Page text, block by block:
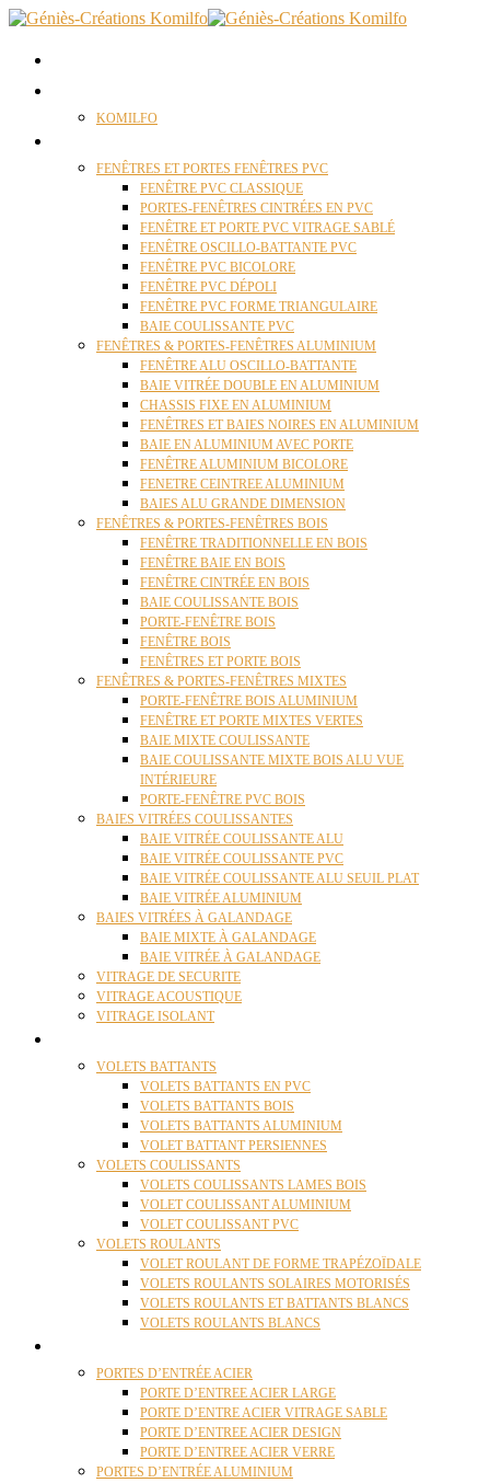
KOMILFO
FENÊTRES ET PORTES FENÊTRES PVC
FENÊTRE PVC CLASSIQUE
PORTES-FENÊTRES CINTRÉES EN PVC
FENÊTRE ET PORTE PVC VITRAGE SABLÉ
FENÊTRE OSCILLO-BATTANTE PVC
FENÊTRE PVC BICOLORE
FENÊTRE PVC DÉPOLI
FENÊTRE PVC FORME TRIANGULAIRE
BAIE COULISSANTE PVC
FENÊTRES & PORTES-FENÊTRES ALUMINIUM
FENÊTRE ALU OSCILLO-BATTANTE
BAIE VITRÉE DOUBLE EN ALUMINIUM
CHASSIS FIXE EN ALUMINIUM
FENÊTRES ET BAIES NOIRES EN ALUMINIUM
BAIE EN ALUMINIUM AVEC PORTE
FENÊTRE ALUMINIUM BICOLORE
FENETRE CEINTREE ALUMINIUM
BAIES ALU GRANDE DIMENSION
FENÊTRES & PORTES-FENÊTRES BOIS
FENÊTRE TRADITIONNELLE EN BOIS
FENÊTRE BAIE EN BOIS
FENÊTRE CINTRÉE EN BOIS
BAIE COULISSANTE BOIS
PORTE-FENÊTRE BOIS
FENÊTRE BOIS
FENÊTRES ET PORTE BOIS
FENÊTRES & PORTES-FENÊTRES MIXTES
PORTE-FENÊTRE BOIS ALUMINIUM
FENÊTRE ET PORTE MIXTES VERTES
BAIE MIXTE COULISSANTE
BAIE COULISSANTE MIXTE BOIS ALU VUE
INTÉRIEURE
PORTE-FENÊTRE PVC BOIS
BAIES VITRÉES COULISSANTES
BAIE VITRÉE COULISSANTE ALU
BAIE VITRÉE COULISSANTE PVC
BAIE VITRÉE COULISSANTE ALU SEUIL PLAT
BAIE VITRÉE ALUMINIUM
BAIES VITRÉES À GALANDAGE
BAIE MIXTE À GALANDAGE
BAIE VITRÉE À GALANDAGE
VITRAGE DE SECURITE
VITRAGE ACOUSTIQUE
VITRAGE ISOLANT
VOLETS BATTANTS
VOLETS BATTANTS EN PVC
VOLETS BATTANTS BOIS
VOLETS BATTANTS ALUMINIUM
VOLET BATTANT PERSIENNES
VOLETS COULISSANTS
VOLETS COULISSANTS LAMES BOIS
VOLET COULISSANT ALUMINIUM
VOLET COULISSANT PVC
VOLETS ROULANTS
VOLET ROULANT DE FORME TRAPÉZOÏDALE
VOLETS ROULANTS SOLAIRES MOTORISÉS
VOLETS ROULANTS ET BATTANTS BLANCS
VOLETS ROULANTS BLANCS
PORTES D’ENTRÉE ACIER
PORTE D’ENTREE ACIER LARGE
PORTE D’ENTRE ACIER VITRAGE SABLE
PORTE D’ENTREE ACIER DESIGN
PORTE D’ENTREE ACIER VERRE
PORTES D’ENTRÉE ALUMINIUM